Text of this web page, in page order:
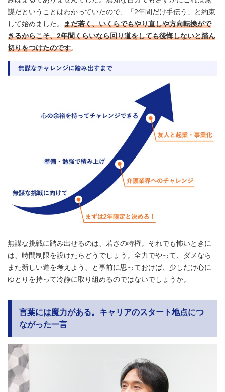
謀だということはわかっていたので、「2年間だけ手伝う」と約束
して始めました。 まだ若く、いくらでもやり直しや方向転換がで
きるからこそ、2年間くらいなら回り道をしても後悔しないと踏ん
切りをつけたのです。
無謀な挑戦に踏み出せるのは、若さの特権。それでも怖いときに
は、時間制限を設けたらどうでしょう。全力でやって、ダメなら
また新しい道を考えよう、と事前に思っておけば、少しだけ心に
ゆとりを持って冷静に取り組めるのではないでしょうか。
言葉には魔力がある。キャリアのスタート地点につ
ながった一言